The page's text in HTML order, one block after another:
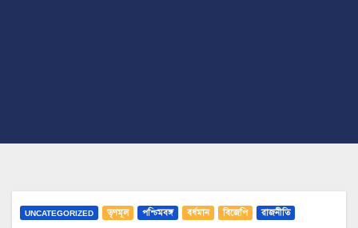
UNCATEGORIZED তৃণমূল পশ্চিমবঙ্গ বর্ধমান বিজেপি রাজনীতি